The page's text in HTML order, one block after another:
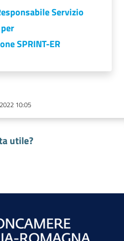
Servizio
SPRINT-ER
10:05
utile?